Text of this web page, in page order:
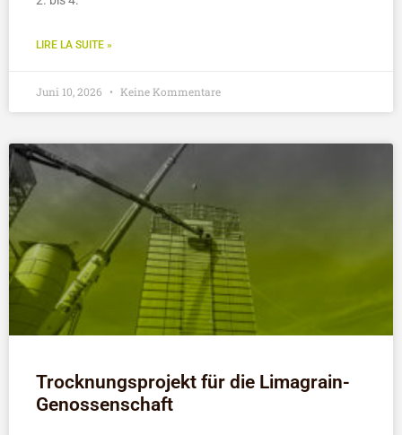
LIRE LA SUITE »
Juni 10, 2026 Keine Kommentare
Trocknungsprojekt für die Limagrain-
Genossenschaft